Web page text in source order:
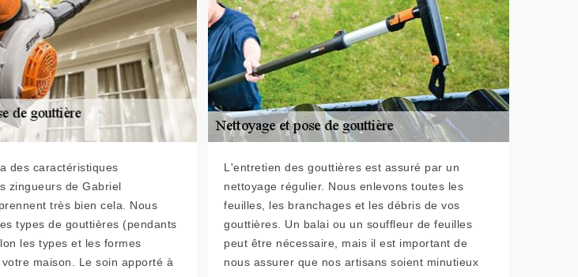
des caractéristiques
zingueurs de Gabriel
très bien cela. Nous
types de gouttières (pendants
les types et les formes
maison. Le soin apporté à
L'entretien des gouttières est assuré par un
nettoyage régulier. Nous enlevons toutes les
feuilles, les branchages et les débris de vos
gouttières. Un balai ou un souffleur de feuilles
peut être nécessaire, mais il est important de
nous assurer que nos artisans soient minutieux